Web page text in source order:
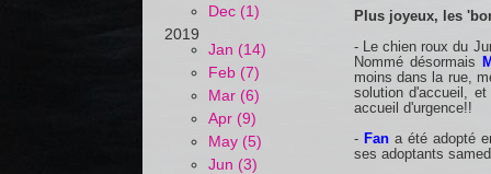
Dec (1)
2019
Jan (14)
Feb (7)
Mar (6)
Apr (9)
May (5)
Jun (3)
Plus joyeux, les
- Le chien roux du
Nommé désormais
moins dans la rue,
solution d'accueil,
accueil d'urgence!!
- Fana été adopté
ses adoptants